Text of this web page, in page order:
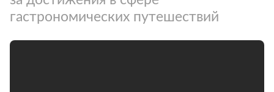
гастрономических путешествий